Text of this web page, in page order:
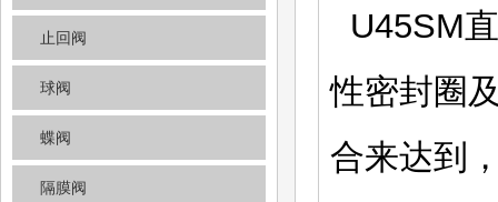
止回阀
球阀
蝶阀
隔膜阀
U45SM
性密封圈
合来达到